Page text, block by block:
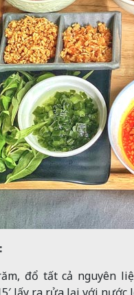
đổ tất cả nguyên
lấy ra rửa lại với